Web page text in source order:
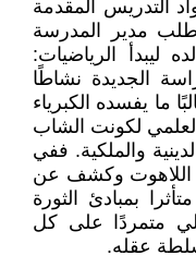
التدريس المقدمة
مدير المدرسة
ليبدأ الرياضيات:
الجديدة نشاطًا
ما يفسده الكبرياء
لكونت الشاب
والملكية. ففي
اللاهوت وكشف عن
بمبادئ الثورة
متمردًا على كل
عقله.